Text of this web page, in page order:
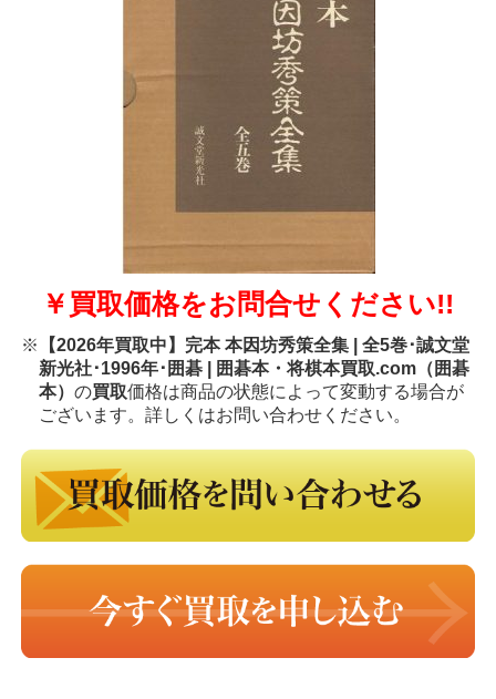
￥買取価格をお問合せください!!
※
【2026年買取中】完本 本因坊秀策全集 | 全5巻･誠文堂
新光社･1996年･囲碁 | 囲碁本・将棋本買取.com（囲碁
本） の買取価格は商品の状態によって変動する場合が
ございます。詳しくはお問い合わせください。